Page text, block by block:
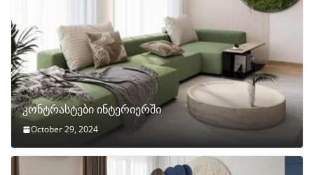
კონტრასტები ინტერიერში
October 29, 2024